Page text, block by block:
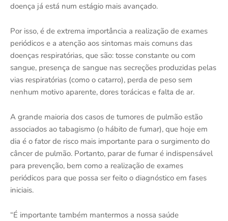
doença já está num estágio mais avançado.
Por isso, é de extrema importância a realização de exames
periódicos e a atenção aos sintomas mais comuns das
doenças respiratórias, que são: tosse constante ou com
sangue, presença de sangue nas secreções produzidas pelas
vias respiratórias (como o catarro), perda de peso sem
nenhum motivo aparente, dores torácicas e falta de ar.
A grande maioria dos casos de tumores de pulmão estão
associados ao tabagismo (o hábito de fumar), que hoje em
dia é o fator de risco mais importante para o surgimento do
câncer de pulmão. Portanto, parar de fumar é indispensável
para prevenção, bem como a realização de exames
periódicos para que possa ser feito o diagnóstico em fases
iniciais.
“É importante também mantermos a nossa saúde